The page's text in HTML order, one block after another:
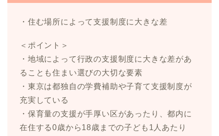
・住む場所によって支援制度に大きな差
＜ポイント＞
・地域によって行政の支援制度に大きな差があ
ることも住まい選びの大切な要素
・東京は都独自の学費補助や子育て支援制度が
充実している
・保育量の支援が手厚い区があったり、都内に
在住する0歳から18歳までの子ども1人あたり